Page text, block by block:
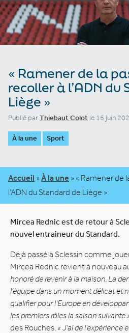
« Ramener de la
recoller à l’ADN du
Liège »
Publié parThiebaut Colot le 16 juin
À la une Sport
Accueil » À la une » « Ramener de
l’ADN du Standard de Liège »
Mircea Rednic est de retour à
nouvel entraineur du Standard.
Déjà passé à Sclessin comme
Mircea Rednic revient à nouveau
honoré de revenir à la maison. La
l’équipe dans un moment délicat et
qualifier pour l’Europe en
les premiers rôles la saison suivante
des Rouches. « J’ai de